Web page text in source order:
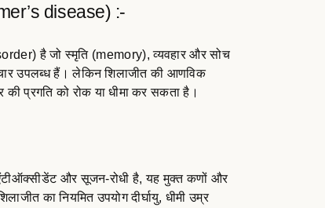
disease) :-
है जो स्मृति (memory), व्यवहार और सोच
उपलब्ध हैं। लेकिन शिलाजीत की आणविक
प्रगति को रोक या धीमा कर सकता है।
और सूजन-रोधी है, यह मुक्त कणों और
का नियमित उपयोग दीर्घायु, धीमी उम्र